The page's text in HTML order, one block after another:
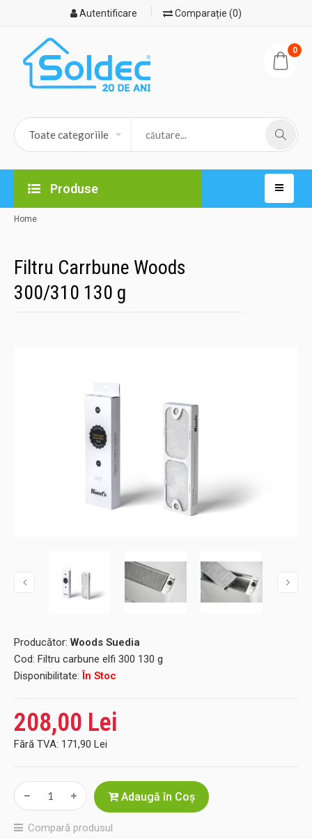
Autentificare Comparație (0)
0
Produse
Home
Filtru Carrbune Woods
300/310 130 g
Producător: Woods Suedia
Cod: Filtru carbune elfi 300 130 g
Disponibilitate: În Stoc
208,00 Lei
Fără TVA: 171,90 Lei
Adaugă în Coş
Compară produsul